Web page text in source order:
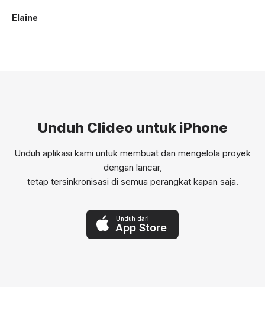
Elaine
Unduh Clideo untuk iPhone
Unduh aplikasi kami untuk membuat dan mengelola proyek
dengan lancar,
tetap tersinkronisasi di semua perangkat kapan saja.
Unduh dari
App Store